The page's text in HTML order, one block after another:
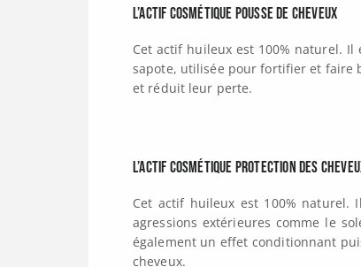
L’actif cosmétique pousse de cheveux
Cet actif huileux est 100% naturel. Il
sapote, utilisée pour fortifier et faire
et réduit leur perte.
L’actif cosmétique protection des
Cet actif huileux est 100% naturel.
agressions extérieures comme le
également un effet conditionnant
cheveux.